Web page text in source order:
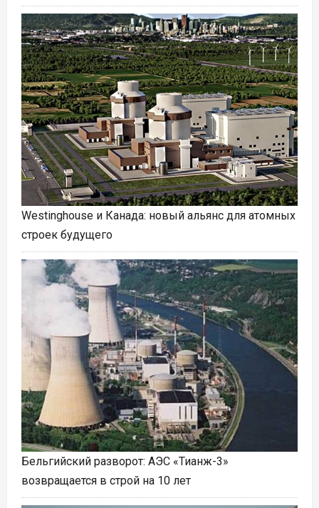
Westinghouse и Канада: новый альянс для атомных
строек будущего
Бельгийский разворот: АЭС «Тианж-3»
возвращается в строй на 10 лет